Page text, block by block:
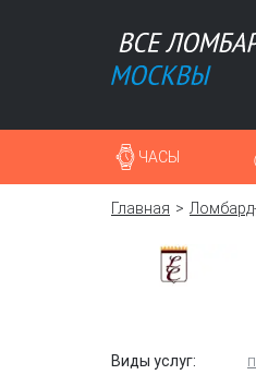
ЧАСЫ
Главная
Виды услуг: